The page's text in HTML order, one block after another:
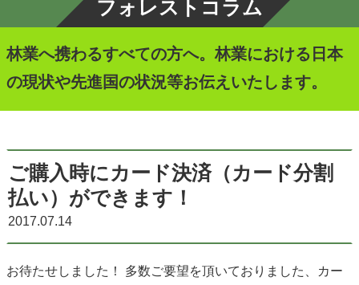
フォレストコラム
林業へ携わるすべての方へ。林業における日本
の現状や先進国の状況等お伝えいたします。
ご購入時にカード決済（カード分割
払い）ができます！
2017.07.14
お待たせしました！ 多数ご要望を頂いておりました、カー